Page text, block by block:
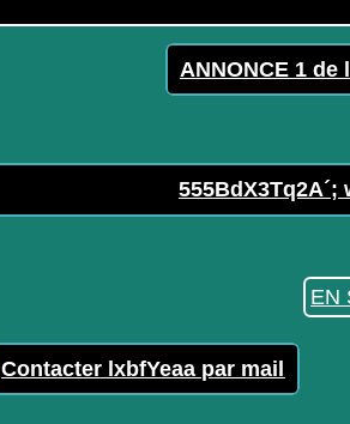
ANNONCE 1
555BdX3Tq2A´;
EN
Contacter lxbfYeaa par mail